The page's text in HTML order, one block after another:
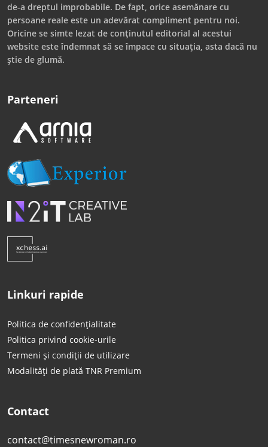
de-a dreptul improbabile. De fapt, orice asemănare cu
persoane reale este un adevărat compliment pentru noi.
Oricine se simte lezat de conținutul editorial al acestui
website este îndemnat să se împace cu situația, asta dacă nu
știe de glumă.
Parteneri
Linkuri rapide
Politica de confidențialitate
Politica privind cookie-urile
Termeni și condiții de utilizare
Modalități de plată TNR Premium
Contact
contact@timesnewroman.ro